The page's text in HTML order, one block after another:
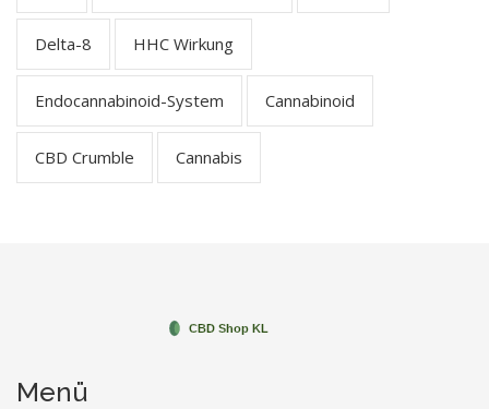
Delta-8 HHC Wirkung
Endocannabinoid-System Cannabinoid
CBD Crumble Cannabis
Menü